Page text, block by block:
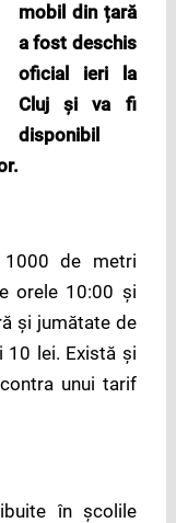
mobil din țară
a fost deschis
oficial ieri la
Cluj și va fi
disponibil
de metri
orele 10:00 și
și jumătate de
10 lei. Există și
unui tarif
în școlile